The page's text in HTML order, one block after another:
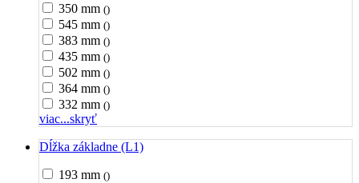
350 mm ()
545 mm ()
383 mm ()
435 mm ()
502 mm ()
364 mm ()
332 mm ()
viac...skryť
Dĺžka základne (L1)
193 mm ()